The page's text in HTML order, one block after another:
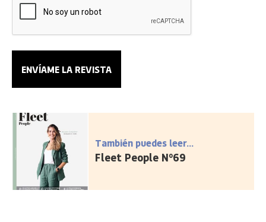
También puedes leer...
Fleet People Nº69